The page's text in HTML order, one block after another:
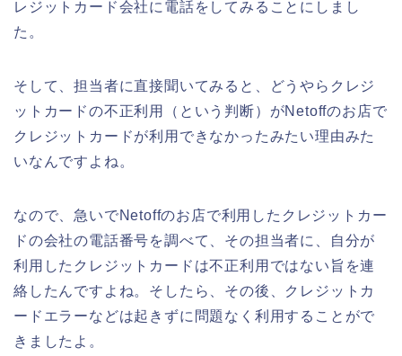
レジットカード会社に電話をしてみることにしまし
た。
そして、担当者に直接聞いてみると、どうやらクレジ
ットカードの不正利用（という判断）がNetoffのお店で
クレジットカードが利用できなかったみたい理由みた
いなんですよね。
なので、急いでNetoffのお店で利用したクレジットカー
ドの会社の電話番号を調べて、その担当者に、自分が
利用したクレジットカードは不正利用ではない旨を連
絡したんですよね。そしたら、その後、クレジットカ
ードエラーなどは起きずに問題なく利用することがで
きましたよ。